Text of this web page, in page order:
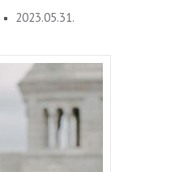
2023.05.31.